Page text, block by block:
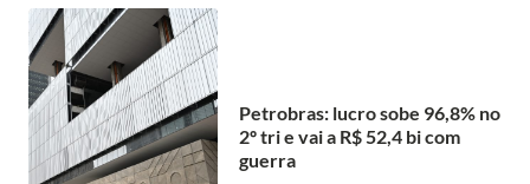
Petrobras: lucro sobe 96,8% no
2º tri e vai a R$ 52,4 bi com
guerra